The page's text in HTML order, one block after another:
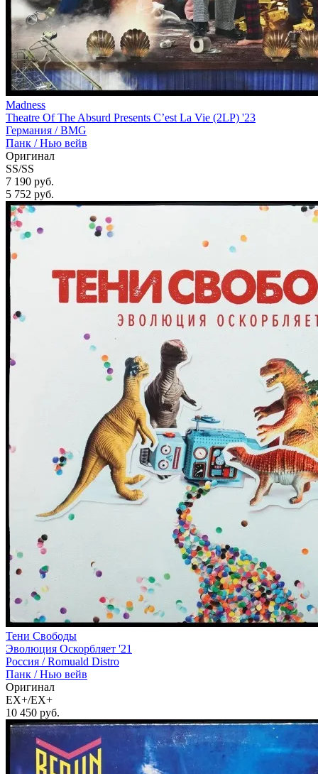
Madness
Theatre Of The Absurd Presents C’est La Vie (2LP) '23
Германия /BMG
Панк / Нью вейв
Оригинал
SS/SS
7 190 руб.
5 752 руб.
Тени Свободы
Эволюция Оскорбляет '21
Россия /Romuald Distro
Панк / Нью вейв
Оригинал
EX+/EX+
10 450 руб.